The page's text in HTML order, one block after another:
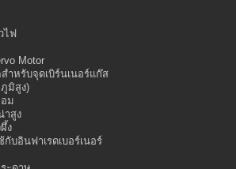
ไฟ
Motor
ำหรับจุดเบิร์นเนอร์แก๊ส
มิสูง)
อม
าสูง
ง
บอินฟาเรดเบอร์เนอร์